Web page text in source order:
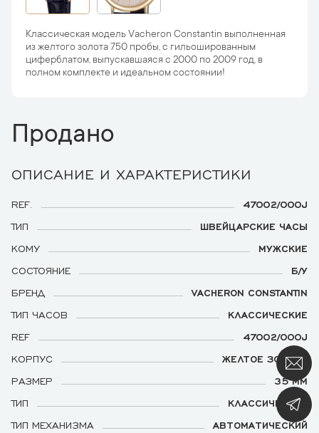
Классическая модель Vacheron Constantin выполненная
из желтого золота 750 пробы, с гильошированным
циферблатом, выпускавшаяся с 2000 по 2009 год, в
полном комплекте и идеальном состоянии!
Продано
ОПИСАНИЕ И ХАРАКТЕРИСТИКИ
REF.
47002/000J
ТИП
ШВЕЙЦАРСКИЕ ЧАСЫ
КОМУ
МУЖСКИЕ
СОСТОЯНИЕ
Б/У
БРЕНД
VACHERON CONSTANTIN
ТИП ЧАСОВ
КЛАССИЧЕСКИЕ
REF
47002/000J
КОРПУС
ЖЕЛТОЕ ЗОЛОТО
РАЗМЕР
35 ММ
ТИП
КЛАССИЧЕСКИЕ
ТИП МЕХАНИЗМА
АВТОМАТИЧЕСКИЙ